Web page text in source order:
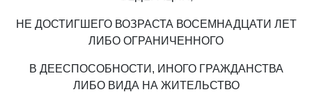
НЕ ДОСТИГШЕГО ВОЗРАСТА ВОСЕМНАДЦАТИ ЛЕТ
ЛИБО ОГРАНИЧЕННОГО
В ДЕЕСПОСОБНОСТИ, ИНОГО ГРАЖДАНСТВА
ЛИБО ВИДА НА ЖИТЕЛЬСТВО